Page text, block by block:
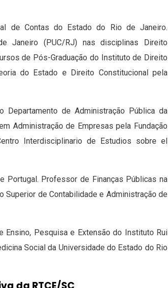
de Contas do Estado do Rio de Janeiro.
Janeiro (PUC/RJ) nas disciplinas Direito
de Pós-Graduação do Instituto de Direito
do Estado e Direito Constitucional pela
de Administração Pública da
Administração de Empresas pela Fundação
Interdisciplinario de Estudios sobre el
Portugal. Professor de Finanças Públicas na
de Contabilidade e Administração de
Pesquisa e Extensão do Instituto Rui
Social da Universidade do Estado do Rio